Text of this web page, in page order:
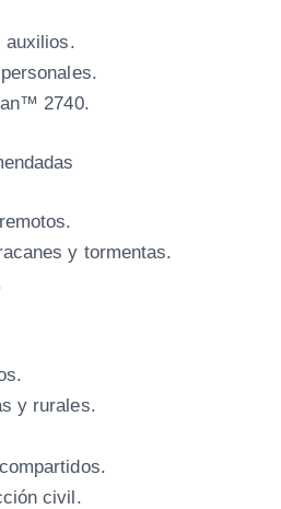
auxilios.
2740.
y tormentas.
y rurales.
civil.